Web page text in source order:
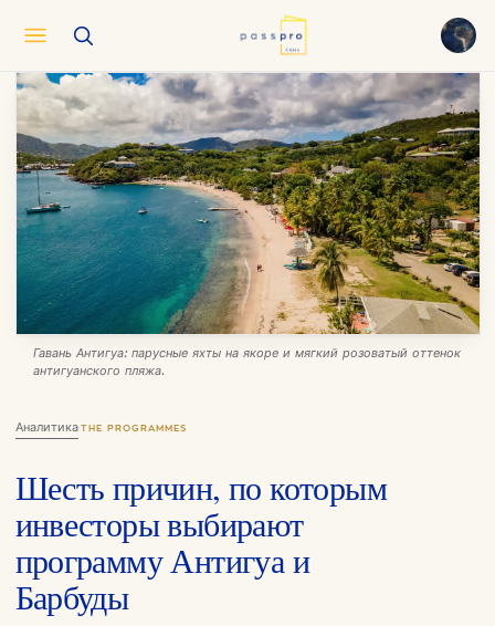
EN English
AR العربية
FR Français
RU Русский
ZH 中文
TR Türkçe
Аналитика·THE PROGRAMMES
Шесть причин, по которым
инвесторы выбирают
программу Антигуа и
Барбуды
Гавань Антигуа: парусные яхты на якоре и мягкий розоватый оттенок
антигуанского пляжа.